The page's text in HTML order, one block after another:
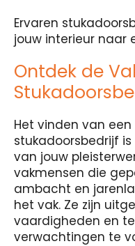
Ervaren
jouw interieur naar
Ontdek de
Het vinden van
stukadoorsbedrijf
van jouw
vakmensen die
ambacht en
het vak. Ze zijn
vaardigheden en
verwachtingen te